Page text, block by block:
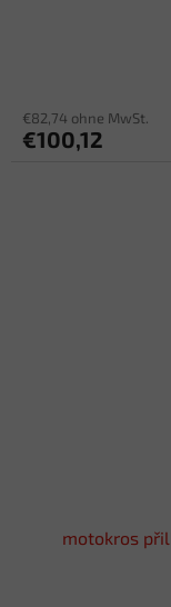
€82,74 ohne MwSt.
€100,12
motokros